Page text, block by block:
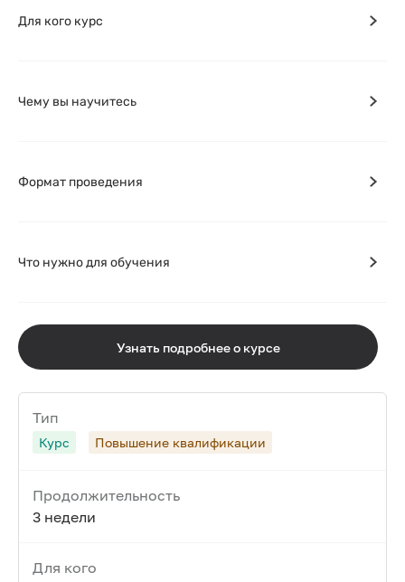
Для кого курс
Чему вы научитесь
Формат проведения
Что нужно для обучения
Узнать подробнее о курсе
Тип
Курс Повышение квалификации
Продолжительность
3 недели
Для кого